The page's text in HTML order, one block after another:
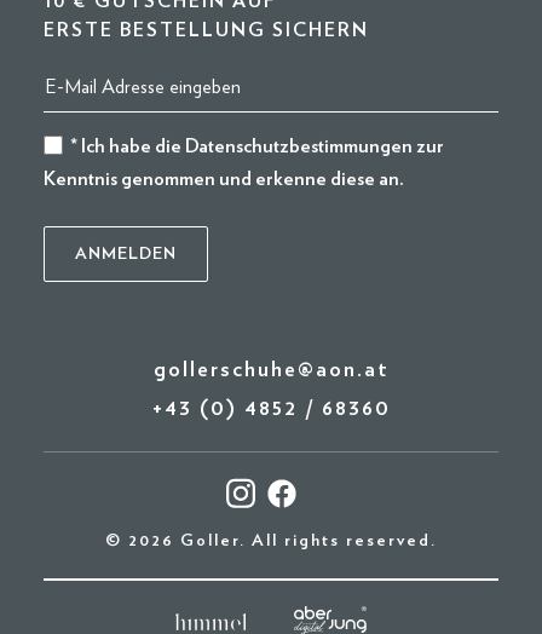
ERSTE BESTELLUNG SICHERN
* Ich habe die Datenschutzbestimmungen zur
Kenntnis genommen und erkenne diese an.
gollerschuhe@aon.at
+43 (0) 4852 / 68360
© 2026 Goller. All rights reserved.